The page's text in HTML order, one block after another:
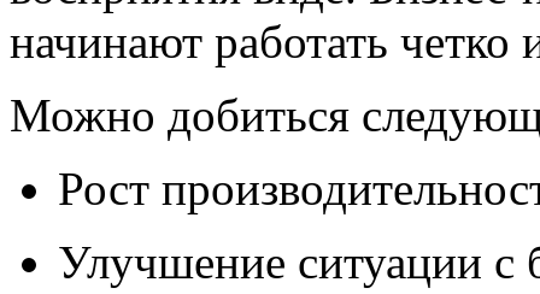
начинают работать четко
Можно добиться
Рост
Улучшение ситуации с